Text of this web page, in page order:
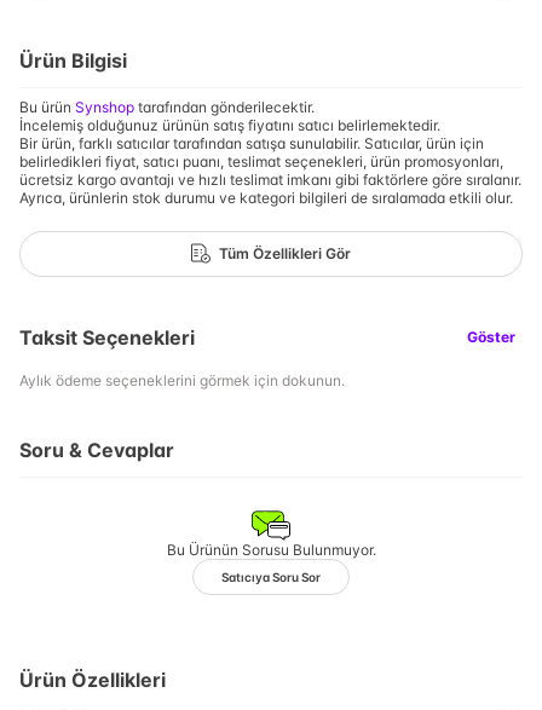
Ürün Bilgisi
Bu ürün Synshop tarafından gönderilecektir.
İncelemiş olduğunuz ürünün satış fiyatını satıcı belirlemektedir.
Bir ürün, farklı satıcılar tarafından satışa sunulabilir. Satıcılar, ürün için
belirledikleri fiyat, satıcı puanı, teslimat seçenekleri, ürün promosyonları,
ücretsiz kargo avantajı ve hızlı teslimat imkanı gibi faktörlere göre sıralanır.
Ayrıca, ürünlerin stok durumu ve kategori bilgileri de sıralamada etkili olur.
Tüm Özellikleri Gör
Taksit Seçenekleri Göster
Aylık ödeme seçeneklerini görmek için dokunun.
Soru & Cevaplar
Bu Ürünün Sorusu Bulunmuyor.
Satıcıya Soru Sor
Ürün Özellikleri